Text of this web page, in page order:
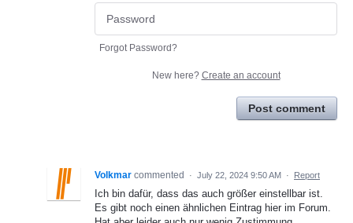
Forgot Password?
New here? Create an account
Post comment
Volkmar commented · July 22, 2024 9:50 AM · Report
Ich bin dafür, dass das auch größer einstellbar ist.
Es gibt noch einen ähnlichen Eintrag hier im Forum.